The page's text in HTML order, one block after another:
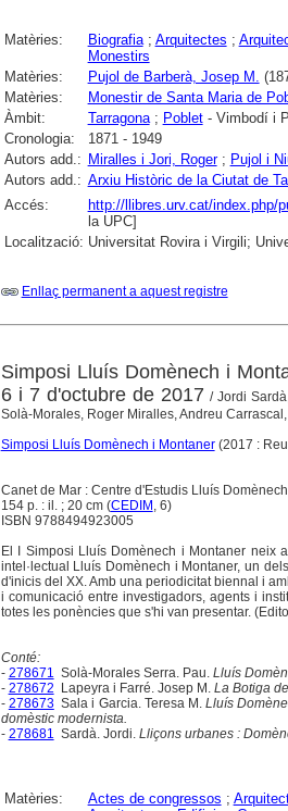
Matèries: Biografia; Arquitectes ;
Monestirs
Matèries:
Pujol de Barberà, Josep M.
Matèries:
Monestir de Santa Maria de
Àmbit:
Tarragona; Poblet- Vimbodí i
Cronologia:
1871 - 1949
Autors add.: Miralles i Jori, Roger; Pujol i
Autors add.: Arxiu Històric de la Ciutat de
Accés:
http://llibres.urv.cat/index.php/
la UPC]
Localització: Universitat Rovira i Virgili;
Enllaç permanent a aquest registre
Simposi Lluís Domènech i
6 i 7 d'octubre de 2017 / Jordi
Solà-Morales, Roger Miralles, Andreu
Simposi Lluís Domènech i Montaner(2017 :
Canet de Mar : Centre d'Estudis Lluís
154 p. : il. ; 20 cm (CEDIM , 6)
ISBN 9788494923005
El I Simposi Lluís Domènech i Montaner neix
intel·lectual Lluís Domènech i Montaner, un
d'inicis del XX. Amb una periodicitat biennal i
i comunicació entre investigadors, agents i
totes les ponències que s'hi van presentar.
Conté:
- 278671 Solà-Morales Serra. Pau. Lluís
- 278672 Lapeyra i Farré. Josep M. La Botiga
- 278673Sala i Garcia. Teresa M.Lluís
domèstic modernista.
- 278681 Sardà. Jordi. Lliçons urbanes :
Matèries: Actes de congressos ;